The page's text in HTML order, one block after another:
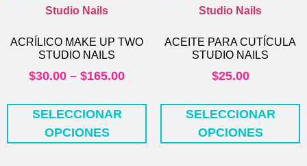
ACRÍLICO MAKE UP TWO
STUDIO NAILS
$30.00 – $165.00
SELECCIONAR
OPCIONES
ACEITE PARA CUTÍCULA
STUDIO NAILS
$25.00
SELECCIONAR
OPCIONES